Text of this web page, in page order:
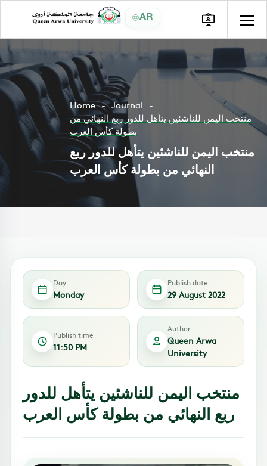
AR
Home
Journal
منتخب اليمن للناشئين يتأهل للدور ربع النهائي من
بطولة كأس العرب
منتخب اليمن للناشئين يتأهل للدور ربع
النهائي من بطولة كأس العرب
Day
Monday
Publish date
29 August 2022
Publish time
11:50 PM
Author
Queen Arwa
University
منتخب اليمن للناشئين يتأهل للدور
ربع النهائي من بطولة كأس العرب